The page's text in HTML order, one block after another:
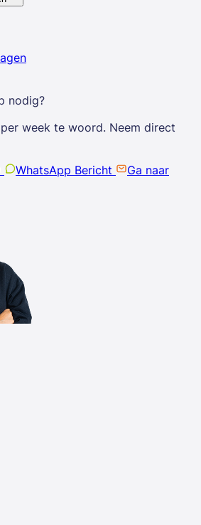
nodig?
week te woord. Neem direct
WhatsApp Bericht
Ga naar